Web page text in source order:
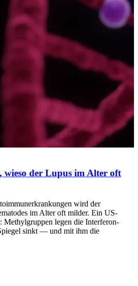
wieso der Lupus im Alter oft
wird der
im Alter oft milder. Ein US-
Methylgruppen legen die Interferon-
sinkt — und mit ihm die